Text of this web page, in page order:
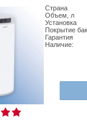
Страна
Объем, л
Установка
Покрытие
Гарантия
Наличие: